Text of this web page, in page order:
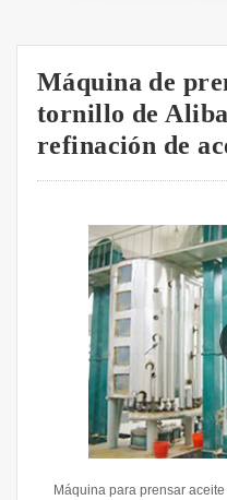
Máquina de
tornillo de
refinación de
Máquina para prensar